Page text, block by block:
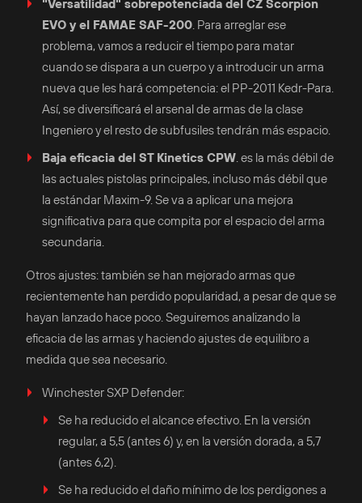
"Versatilidad" sobrepotenciada del CZ Scorpion
EVO y el FAMAE SAF-200 . Para arreglar ese
problema, vamos a reducir el tiempo para matar
cuando se dispara a un cuerpo y a introducir un arma
nueva que les hará competencia: el PP-2011 Kedr-Para.
Así, se diversificará el arsenal de armas de la clase
Ingeniero y el resto de subfusiles tendrán más espacio.
Baja eficacia del ST Kinetics CPW . es la más débil de
las actuales pistolas principales, incluso más débil que
la estándar Maxim-9. Se va a aplicar una mejora
significativa para que compita por el espacio del arma
secundaria.
Otros ajustes: también se han mejorado armas que
recientemente han perdido popularidad, a pesar de que se
hayan lanzado hace poco. Seguiremos analizando la
eficacia de las armas y haciendo ajustes de equilibro a
medida que sea necesario.
Winchester SXP Defender:
Se ha reducido el alcance efectivo. En la versión
regular, a 5,5 (antes 6) y, en la versión dorada, a 5,7
(antes 6,2).
Se ha reducido el daño mínimo de los perdigones a